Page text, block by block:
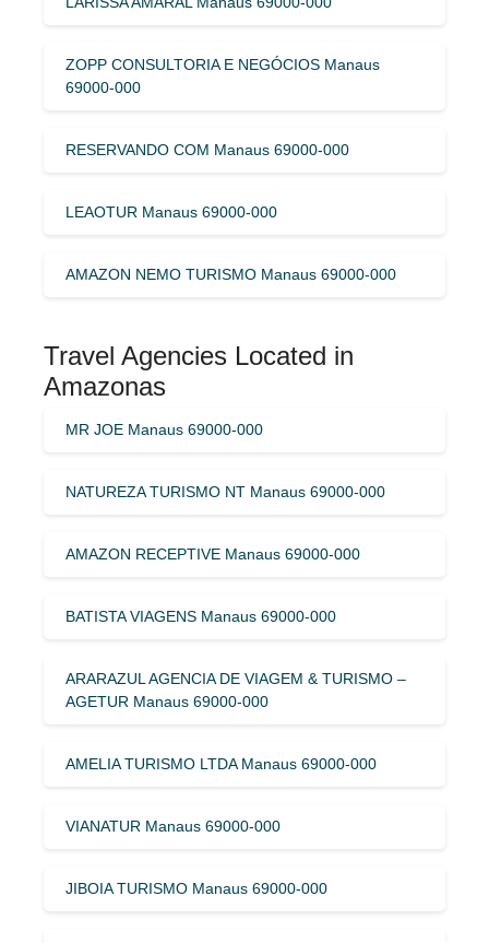
ZOPP CONSULTORIA E NEGÓCIOS Manaus
69000-000
RESERVANDO COM Manaus 69000-000
LEAOTUR Manaus 69000-000
AMAZON NEMO TURISMO Manaus 69000-000
Travel Agencies Located in
Amazonas
MR JOE Manaus 69000-000
NATUREZA TURISMO NT Manaus 69000-000
AMAZON RECEPTIVE Manaus 69000-000
BATISTA VIAGENS Manaus 69000-000
ARARAZUL AGENCIA DE VIAGEM & TURISMO –
AGETUR Manaus 69000-000
AMELIA TURISMO LTDA Manaus 69000-000
VIANATUR Manaus 69000-000
JIBOIA TURISMO Manaus 69000-000